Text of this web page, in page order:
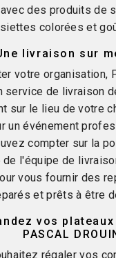
des produits de
colorées et
livraison sur
votre organisation,
service de livraison
sur le lieu de votre
un événement
compter sur la
l'équipe de
vous fournir des
et prêts à être
vos
PASCAL
régaler vos